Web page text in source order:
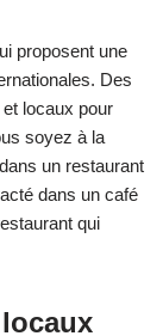
proposent une
Des
locaux pour
soyez à la
un restaurant
dans un café
qui